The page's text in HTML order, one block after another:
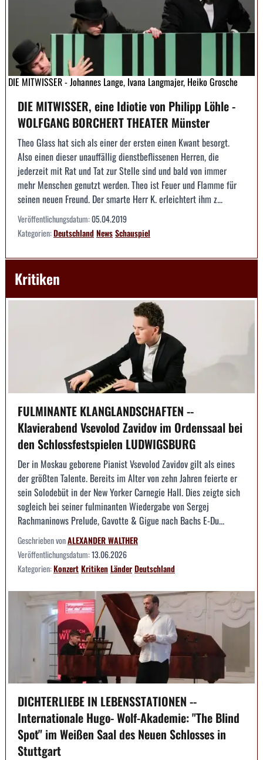
DIE MITWISSER - Johannes Lange, Ivana Langmajer, Heiko Grosche
DIE MITWISSER, eine Idiotie von Philipp Löhle -
WOLFGANG BORCHERT THEATER Münster
Theo Glass hat sich als einer der ersten einen Kwant besorgt.
Also einen dieser unauffällig dienstbeflissenen Herren, die
jederzeit mit Rat und Tat zur Stelle sind und bald von immer
mehr Menschen genutzt werden. Theo ist Feuer und Flamme für
seinen neuen Freund. Der smarte Herr K. erleichtert ihm z...
Veröffentlichungsdatum:05.04.2019
Kategorien:DeutschlandNewsSchauspiel
Kritiken
FULMINANTE KLANGLANDSCHAFTEN --
Klavierabend Vsevolod Zavidov im Ordenssaal bei
den Schlossfestspielen LUDWIGSBURG
Der in Moskau geborene Pianist Vsevolod Zavidov gilt als eines
der größten Talente. Bereits im Alter von zehn Jahren feierte er
sein Solodebüt in der New Yorker Carnegie Hall. Dies zeigte sich
sogleich bei seiner fulminanten Wiedergabe von Sergej
Rachmaninows Prelude, Gavotte & Gigue nach Bachs E-Du...
Geschrieben vonALEXANDER WALTHER
Veröffentlichungsdatum:13.06.2026
Kategorien:KonzertKritikenLänderDeutschland
DICHTERLIEBE IN LEBENSSTATIONEN --
Internationale Hugo- Wolf-Akademie: "The Blind
Spot" im Weißen Saal des Neuen Schlosses in
Stuttgart